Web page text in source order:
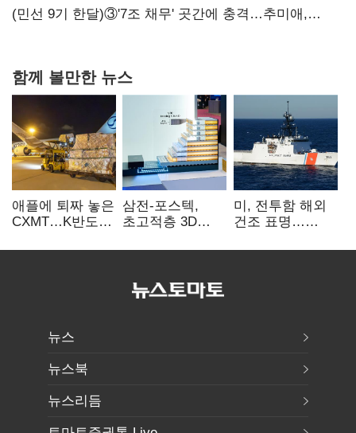
(민선 9기 한달)③'7조 채무' 곳간에 충격…추미애,
함께 볼만한 뉴스
애플에 퇴짜 놓은
CXMT…K반도체
삼전-포스텍,
초고적층 3D
성능·전력효율
미, 전투함 해외
건조 표명…
‘청신호’
뉴스
뉴스북
뉴스리듬